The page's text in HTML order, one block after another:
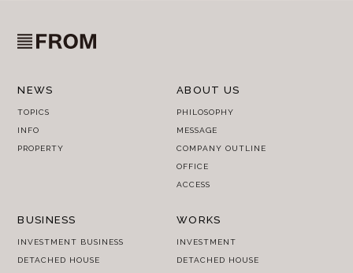
NEWS
TOPICS
INFO
PROPERTY
ABOUT US
PHILOSOPHY
MESSAGE
COMPANY OUTLINE
OFFICE
ACCESS
BUSINESS
INVESTMENT BUSINESS
DETACHED HOUSE
WORKS
INVESTMENT
DETACHED HOUSE